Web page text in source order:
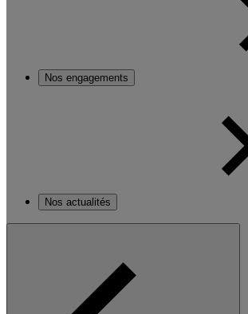
Nos engagements
Nos actualités